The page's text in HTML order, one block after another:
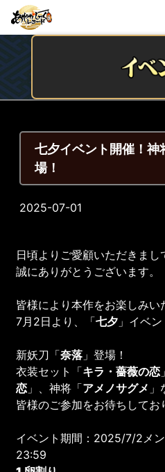
七夕イベント開催！神
場！
2025-07-01
日頃よりご愛顧いただきまし
誠にありがとうございます。
皆様により本作をお楽しみい
7月2日より、「七夕 」イベ
新妖刀「奈落 」登場！
衣装セット「キラ・薔薇の恋
恋 」、神将「アメノサグメ
皆様のご参加をお待ちしてお
イベント期間：2025/7/2メ
23:59